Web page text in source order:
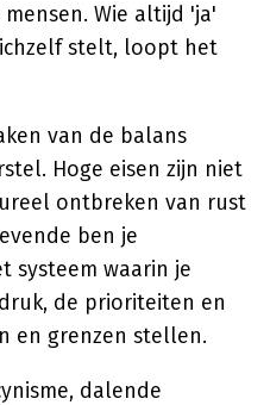
Wie altijd 'ja'
stelt, loopt het
van de balans
Hoge eisen zijn niet
ontbreken van rust
ben je
systeem waarin je
de prioriteiten en
en grenzen stellen.
dalende